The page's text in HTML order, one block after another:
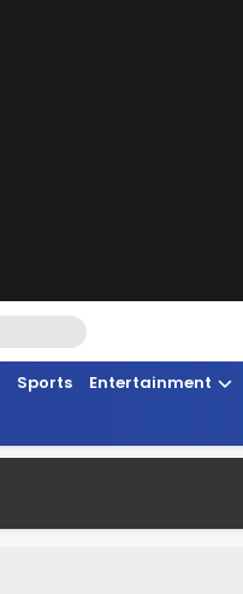
Sports Entertainment